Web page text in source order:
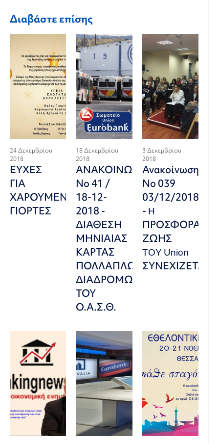
Διαβάστε επίσης
24 Δεκεμβρίου
2018
ΕΥΧΕΣ
ΓΙΑ
ΧΑΡΟΥΜΕΝΕΣ
ΓΙΟΡΤΕΣ
18 Δεκεμβρίου
2018
ΑΝΑΚΟΙΝΩΣΗ
Νο 41 /
18-12-
2018 -
ΔΙΑΘΕΣΗ
ΜΗΝΙΑΙΑΣ
ΚΑΡΤΑΣ
ΠΟΛΛΑΠΛΩΝ
ΔΙΑΔΡΟΜΩΝ
ΤΟΥ
Ο.Α.Σ.Θ.
3 Δεκεμβρίου
2018
Ανακοίνωση
Νο 039
03/12/2018
- H
ΠΡΟΣΦΟΡΑ
ΖΩΗΣ
TOY Union
ΣΥΝΕΧΙΖΕΤΑΙ